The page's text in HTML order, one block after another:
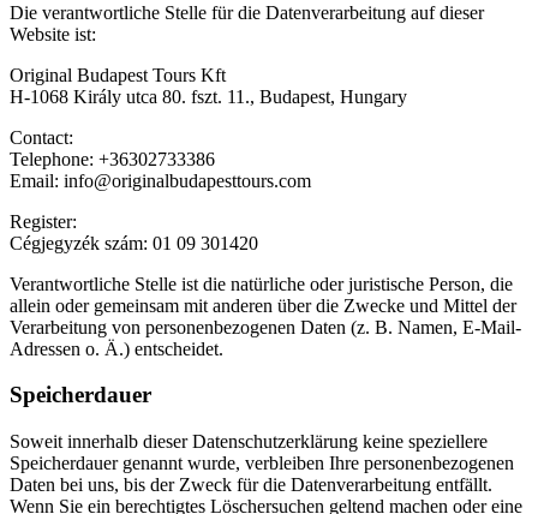
Die verantwortliche Stelle für die Datenverarbeitung auf dieser
Website ist:
Original Budapest Tours Kft
H-1068 Király utca 80. fszt. 11., Budapest, Hungary
Contact:
Telephone: +36302733386
Email: info@originalbudapesttours.com
Register:
Cégjegyzék szám: 01 09 301420
Verantwortliche Stelle ist die natürliche oder juristische Person, die
allein oder gemeinsam mit anderen über die Zwecke und Mittel der
Verarbeitung von personenbezogenen Daten (z. B. Namen, E-Mail-
Adressen o. Ä.) entscheidet.
Speicherdauer
Soweit innerhalb dieser Datenschutzerklärung keine speziellere
Speicherdauer genannt wurde, verbleiben Ihre personenbezogenen
Daten bei uns, bis der Zweck für die Datenverarbeitung entfällt.
Wenn Sie ein berechtigtes Löschersuchen geltend machen oder eine